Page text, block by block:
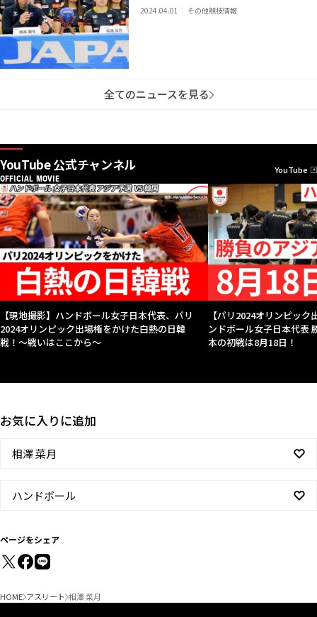
2024.04.01 その他競技情報
全てのニュースを見る
YouTube 公式チャンネル
OFFICIAL MOVIE
YouTube
【現地撮影】ハンドボール女子日本代表、パリ
2024オリンピック出場権をかけた白熱の日韓
戦！〜戦いはここから〜
【パリ2024オリンピッ
ンドボール女子日本代表
本の初戦は8月18日！
お気に入りに追加
相澤 菜月
ハンドボール
ページをシェア
HOME アスリート 相澤 菜月